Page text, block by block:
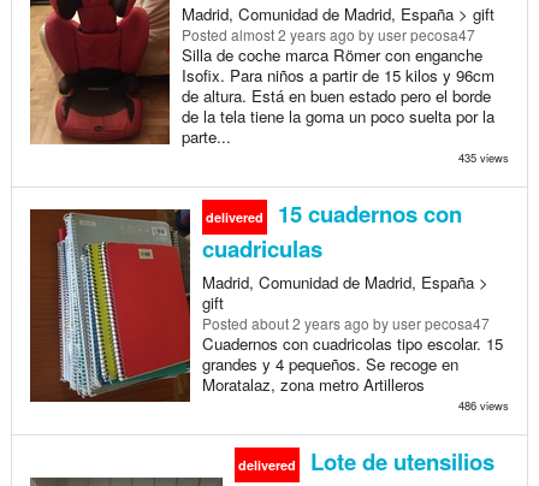
Madrid, Comunidad de Madrid, España > gift
Posted almost 2 years ago by user pecosa47
Silla de coche marca Römer con enganche
Isofix. Para niños a partir de 15 kilos y 96cm
de altura. Está en buen estado pero el borde
de la tela tiene la goma un poco suelta por la
parte...
435 views
delivered
15 cuadernos con
cuadriculas
Madrid, Comunidad de Madrid, España >
gift
Posted about 2 years ago by user pecosa47
Cuadernos con cuadricolas tipo escolar. 15
grandes y 4 pequeños. Se recoge en
Moratalaz, zona metro Artilleros
486 views
delivered
Lote de utensilios